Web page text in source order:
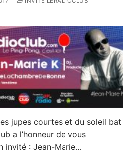
jupes courtes et du soleil bat
a l’honneur de vous
invité : Jean-Marie…